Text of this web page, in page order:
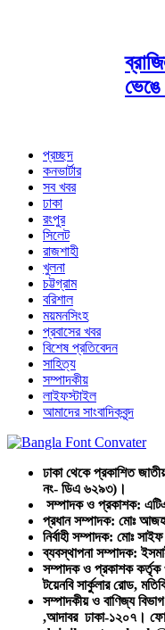
প্রচ্ছদ
কনভার্টার
সব খবর
ঢাকা
রংপুর
সিলেট
রাজশাহী
খুলনা
চট্টগ্রাম
বরিশাল
ময়মনসিংহ
প্রবাসের খবর
বিশেষ প্রতিবেদন
সাহিত্য
সম্পাদকীয়
লাইফস্টাইল
আমাদের সাংবাদিকবৃন্দ
ঢাকা থেকে প্রকাশিত
নং- ডিএ ৬২৯৩)।
সম্পাদক ও প্রকাশক:
প্রধান সম্পাদক: মোঃ
নির্বাহী সম্পাদক: মোঃ
ব্যবস্থাপনা সম্পাদক:
সম্পাদক ও প্রকাশক কর্তৃক
টয়েনবি সার্কুলার রোড,
সম্পাদকীয় ও বাণিজ্য
,আদাবর ঢাকা-১২০৭।